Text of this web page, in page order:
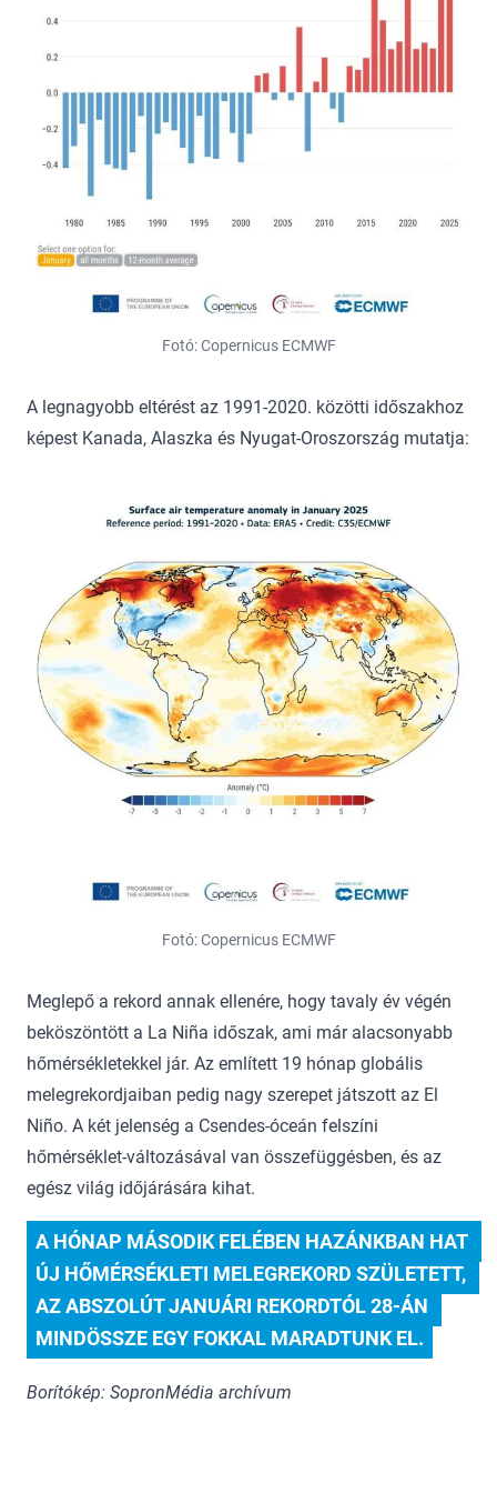
Fotó: Copernicus ECMWF
A legnagyobb eltérést az 1991-2020. közötti időszakhoz
képest Kanada, Alaszka és Nyugat-Oroszország mutatja:
Fotó: Copernicus ECMWF
Meglepő a rekord annak ellenére, hogy tavaly év végén
beköszöntött a La Niña időszak, ami már alacsonyabb
hőmérsékletekkel jár. Az említett 19 hónap globális
melegrekordjaiban pedig nagy szerepet játszott az El
Niño. A két jelenség a Csendes-óceán felszíni
hőmérséklet-változásával van összefüggésben, és az
egész világ időjárására kihat.
A HÓNAP MÁSODIK FELÉBEN HAZÁNKBAN HAT
ÚJ HŐMÉRSÉKLETI MELEGREKORD SZÜLETETT,
AZ ABSZOLÚT JANUÁRI REKORDTÓL 28-ÁN
MINDÖSSZE EGY FOKKAL MARADTUNK EL.
Borítókép: SopronMédia archívum